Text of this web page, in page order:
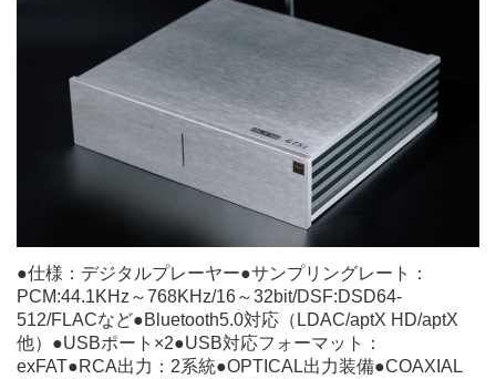
●仕様：デジタルプレーヤー●サンプリングレート：
PCM:44.1KHz～768KHz/16～32bit/DSF:DSD64-
512/FLACなど●Bluetooth5.0対応（LDAC/aptX HD/aptX
他）●USBポート×2●USB対応フォーマット：
exFAT●RCA出力：2系統●OPTICAL出力装備●COAXIAL